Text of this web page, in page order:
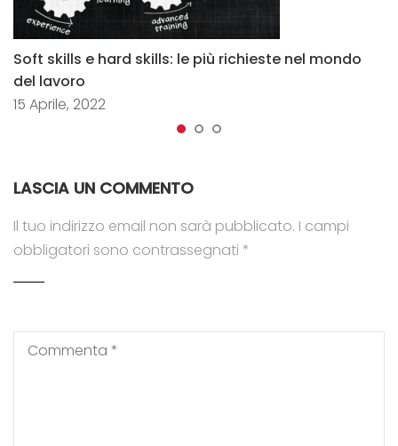
Soft skills e hard skills: le più richieste nel mondo
del lavoro
15 Aprile, 2022
LASCIA UN COMMENTO
Il tuo indirizzo email non sarà pubblicato. I campi
obbligatori sono contrassegnati *